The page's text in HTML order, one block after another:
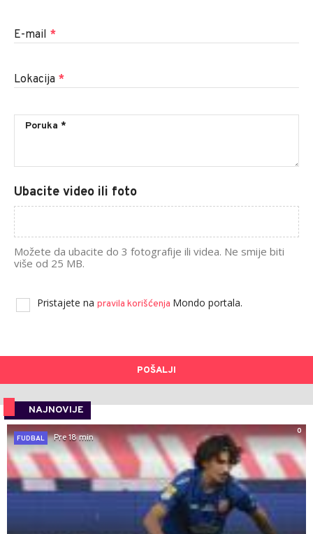
E-mail *
Lokacija *
Ubacite video ili foto
Možete da ubacite do 3 fotografije ili videa. Ne smije biti
više od 25 MB.
Pristajete na pravila korišćenja Mondo portala.
POŠALJI
NAJNOVIJE
0
FUDBAL
Pre 18 min